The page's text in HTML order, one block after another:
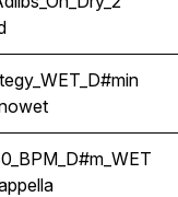
wet